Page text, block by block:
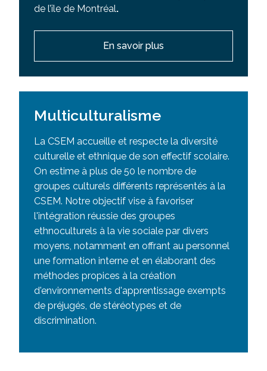
de l’île de Montréal.
En savoir plus
Multiculturalisme
La CSEM accueille et respecte la diversité
culturelle et ethnique de son effectif scolaire.
On estime à plus de 50 le nombre de
groupes culturels différents représentés à la
CSEM. Notre objectif vise à favoriser
l'intégration réussie des groupes
ethnoculturels à la vie sociale par divers
moyens, notamment en offrant au personnel
une formation interne et en élaborant des
méthodes propices à la création
d'environnements d'apprentissage exempts
de préjugés, de stéréotypes et de
discrimination.